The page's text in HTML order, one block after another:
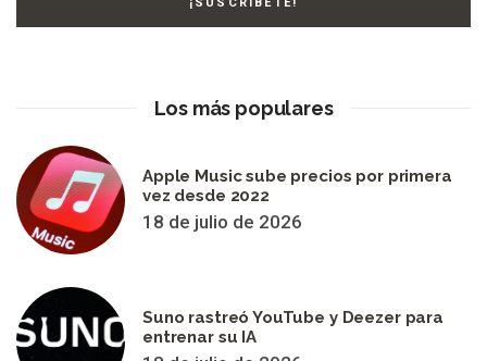
Los más populares
Apple Music sube precios por primera
vez desde 2022
18 de julio de 2026
Suno rastreó YouTube y Deezer para
entrenar su IA